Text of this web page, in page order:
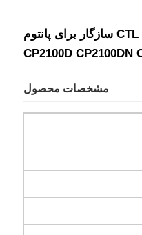
تراشه تونر CTL C21000H سازگار برای پانتوم
CP2100D CP2100DN
مشخصات محصول